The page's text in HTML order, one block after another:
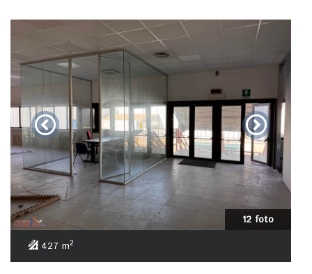
12 foto
427 m2